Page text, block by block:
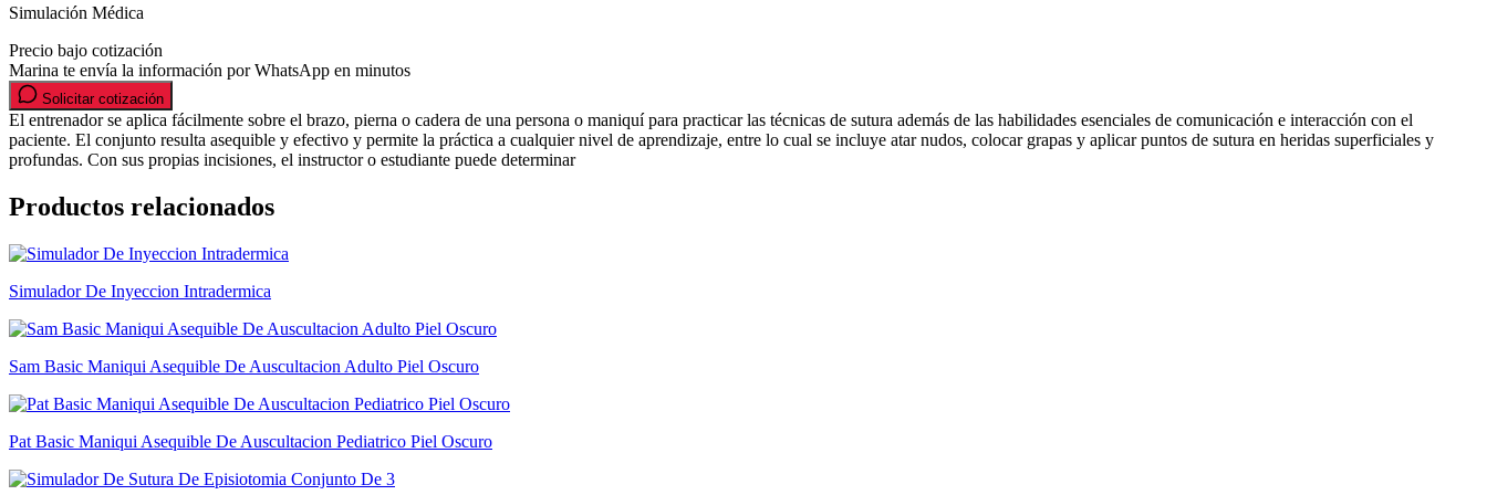
Simulación Médica
Precio bajo cotización
Marina te envía la información por WhatsApp en minutos
Solicitar cotización
El entrenador se aplica fácilmente sobre el brazo, pierna o cadera de una persona o maniquí para practicar las técnicas de sutura además de las habilidades esenciales de comunicación e interacción con el
paciente. El conjunto resulta asequible y efectivo y permite la práctica a cualquier nivel de aprendizaje, entre lo cual se incluye atar nudos, colocar grapas y aplicar puntos de sutura en heridas superficiales y
profundas. Con sus propias incisiones, el instructor o estudiante puede determinar
Productos relacionados
Simulador De Inyeccion Intradermica
Sam Basic Maniqui Asequible De Auscultacion Adulto Piel Oscuro
Pat Basic Maniqui Asequible De Auscultacion Pediatrico Piel Oscuro